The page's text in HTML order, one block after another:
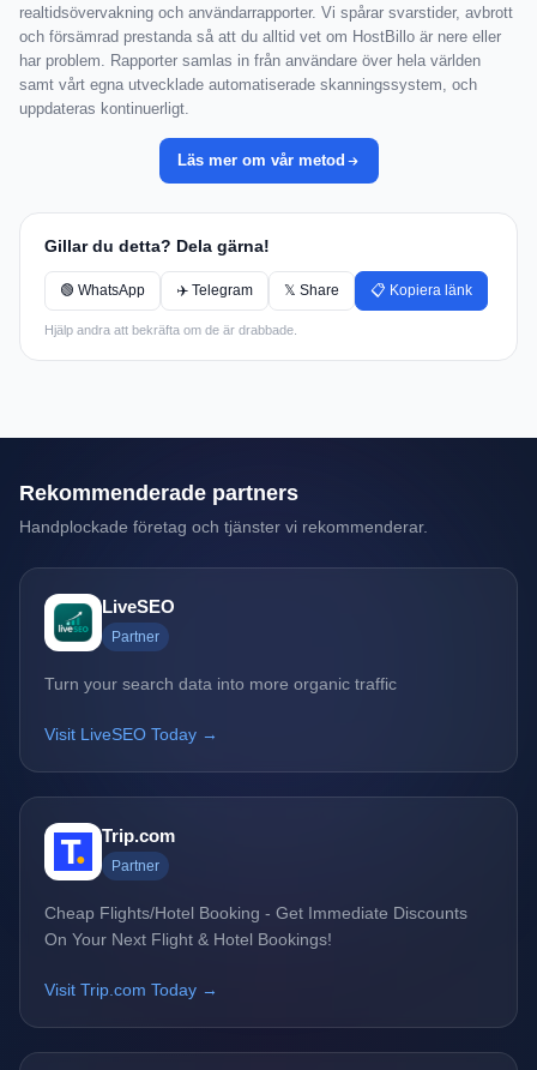
realtidsövervakning och användarrapporter. Vi spårar svarstider, avbrott
och försämrad prestanda så att du alltid vet om HostBillo är nere eller
har problem. Rapporter samlas in från användare över hela världen
samt vårt egna utvecklade automatiserade skanningssystem, och
uppdateras kontinuerligt.
Läs mer om vår metod
Gillar du detta? Dela gärna!
🟢 WhatsApp ✈️ Telegram 𝕏 Share 📋 Kopiera länk
Hjälp andra att bekräfta om de är drabbade.
Rekommenderade partners
Handplockade företag och tjänster vi rekommenderar.
LiveSEO
Partner
Turn your search data into more organic traffic
Visit LiveSEO Today →
Trip.com
Partner
Cheap Flights/Hotel Booking - Get Immediate Discounts
On Your Next Flight & Hotel Bookings!
Visit Trip.com Today →